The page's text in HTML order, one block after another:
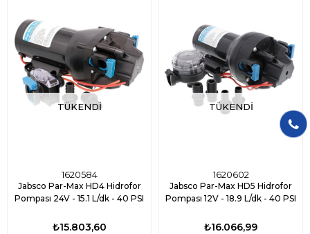
TÜKENDI
1620584
Jabsco Par-Max HD4 Hidrofor
Pompası 24V - 15.1 L/dk - 40 PSI
₺15.803,60
TÜKENDI
1620602
Jabsco Par-Max HD5 Hidrofor
Pompası 12V - 18.9 L/dk - 40 PSI
₺16.066,99